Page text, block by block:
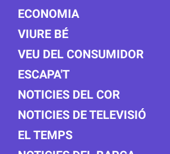
ECONOMIA
VIURE BÉ
VEU DEL CONSUMIDOR
ESCAPA'T
NOTICIES DEL COR
NOTICIES DE TELEVISIÓ
EL TEMPS